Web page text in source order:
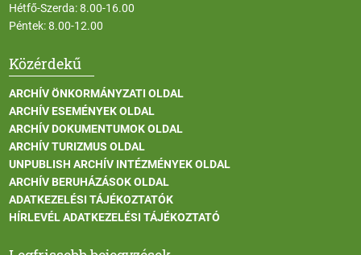
Hétfő-Szerda: 8.00-16.00
Péntek: 8.00-12.00
Közérdekű
ARCHÍV ÖNKORMÁNYZATI OLDAL
ARCHÍV ESEMÉNYEK OLDAL
ARCHÍV DOKUMENTUMOK OLDAL
ARCHÍV TURIZMUS OLDAL
UNPUBLISH ARCHÍV INTÉZMÉNYEK OLDAL
ARCHÍV BERUHÁZÁSOK OLDAL
ADATKEZELÉSI TÁJÉKOZTATÓK
HÍRLEVÉL ADATKEZELÉSI TÁJÉKOZTATÓ